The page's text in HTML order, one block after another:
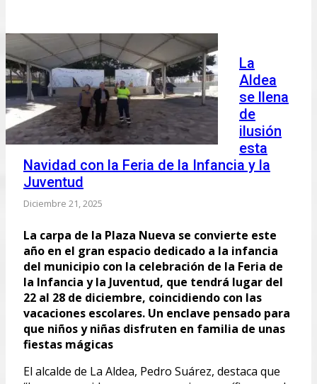
La
Aldea
se llena
de
ilusión
esta
Navidad con la Feria de la Infancia y la
Juventud
Diciembre 21, 2025
La carpa de la Plaza Nueva se convierte este
año en el gran espacio dedicado a la infancia
del municipio con la celebración de la Feria de
la Infancia y la Juventud, que tendrá lugar del
22 al 28 de diciembre, coincidiendo con las
vacaciones escolares. Un enclave pensado para
que niños y niñas disfruten en familia de unas
fiestas mágicas
El alcalde de La Aldea, Pedro Suárez, destaca que